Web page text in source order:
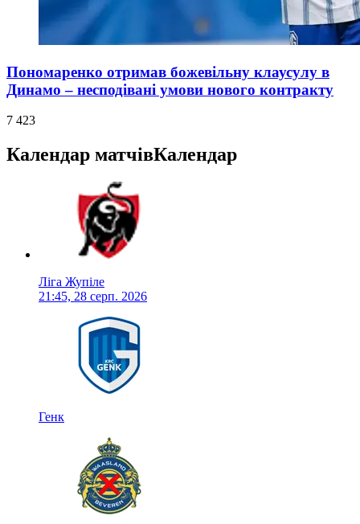
Пономаренко отримав божевільну клаусулу в
Динамо – несподівані умови нового контракту
7 423
Календар матчівКалендар
Ліга Жупіле
21:45, 28 серп. 2026
Генк